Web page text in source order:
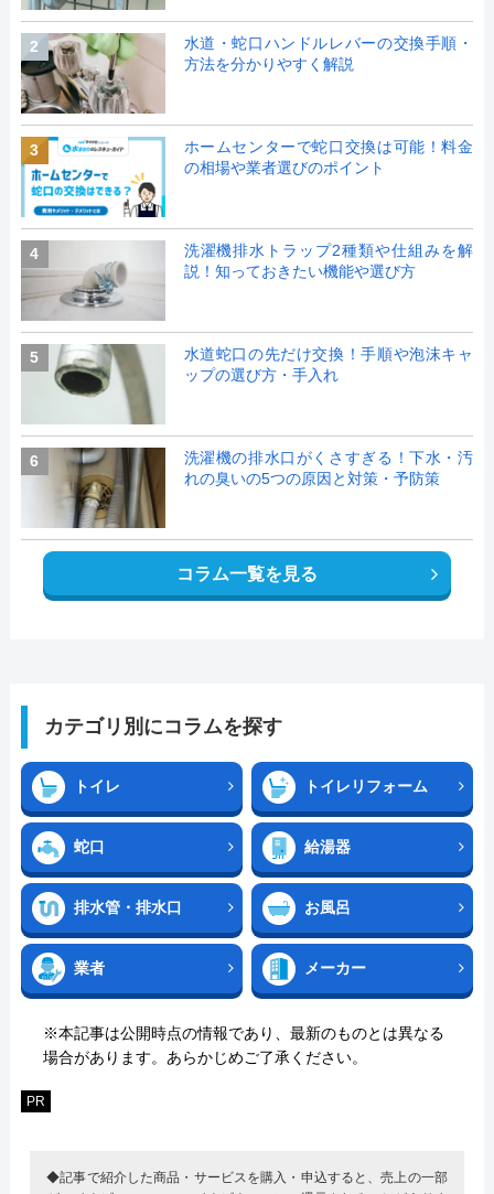
2
水道・蛇口ハンドルレバーの交換手順・
方法を分かりやすく解説
3
ホームセンターで蛇口交換は可能！料金
の相場や業者選びのポイント
4
洗濯機排水トラップ2種類や仕組みを解
説！知っておきたい機能や選び方
5
水道蛇口の先だけ交換！手順や泡沫キャ
ップの選び方・手入れ
6
洗濯機の排水口がくさすぎる！下水・汚
れの臭いの5つの原因と対策・予防策
コラム一覧を見る
カテゴリ別にコラムを探す
トイレ トイレリフォーム
蛇口 給湯器
排水管・排水口 お風呂
業者 メーカー
※本記事は公開時点の情報であり、最新のものとは異なる
場合があります。あらかじめご了承ください。
PR
◆記事で紹介した商品・サービスを購入・申込すると、売上の一部